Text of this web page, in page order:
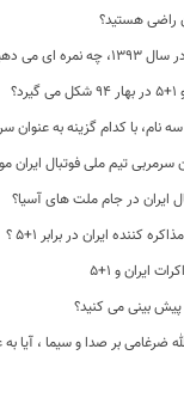
راضی هستید؟
می دهید؟
نام، با کدام گزینه به عنوان
سرمربی تیم ملی فوتبال ایران
ایران در جام ملت های آسیا؟
کننده ایران در برابر 1+5 ؟
ایران و 1+5
پیش بینی می کنید؟
ضرغامی بر صدا و سیما ، آیا